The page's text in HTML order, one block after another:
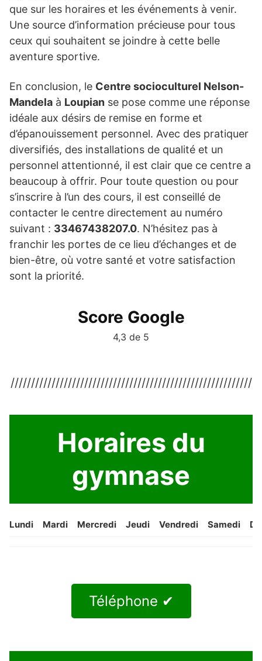
que sur les horaires et les événements à venir.
Une source d’information précieuse pour tous
ceux qui souhaitent se joindre à cette belle
aventure sportive.
En conclusion, le Centre socioculturel Nelson-
Mandela à Loupian se pose comme une réponse
idéale aux désirs de remise en forme et
d’épanouissement personnel. Avec des pratiquer
diversifiés, des installations de qualité et un
personnel attentionné, il est clair que ce centre a
beaucoup à offrir. Pour toute question ou pour
s’inscrire à l’un des cours, il est conseillé de
contacter le centre directement au numéro
suivant : 33467438207.0. N’hésitez pas à
franchir les portes de ce lieu d’échanges et de
bien-être, où votre santé et votre satisfaction
sont la priorité.
Score Google
4,3 de 5
///////////////////////////////////////////////////////////
Horaires du
gymnase
Lundi Mardi Mercredi Jeudi Vendredi Samedi
Téléphone ✔